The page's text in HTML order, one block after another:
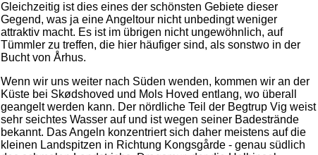
Gleichzeitig ist dies eines der schönsten Gebiete dieser
Gegend, was ja eine Angeltour nicht unbedingt weniger
attraktiv macht. Es ist im übrigen nicht ungewöhnlich, auf
Tümmler zu treffen, die hier häufiger sind, als sonstwo in der
Bucht von Århus.
Wenn wir uns weiter nach Süden wenden, kommen wir an der
Küste bei Skødshoved und Mols Hoved entlang, wo überall
geangelt werden kann. Der nördliche Teil der Begtrup Vig weist
sehr seichtes Wasser auf und ist wegen seiner Badestrände
bekannt. Das Angeln konzentriert sich daher meistens auf die
kleinen Landspitzen in Richtung Kongsgårde - genau südlich